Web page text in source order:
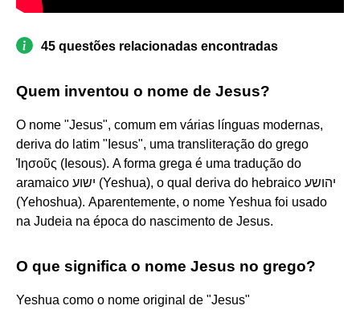
45 questões relacionadas encontradas
Quem inventou o nome de Jesus?
O nome "Jesus", comum em várias línguas modernas,
deriva do latim "Iesus", uma transliteração do grego
Ἰησοῦς (Iesous). A forma grega é uma tradução do
aramaico ישוע‎ (Yeshua), o qual deriva do hebraico יהושע‎
(Yehoshua). Aparentemente, o nome Yeshua foi usado
na Judeia na época do nascimento de Jesus.
O que significa o nome Jesus no grego?
Yeshua como o nome original de "Jesus"